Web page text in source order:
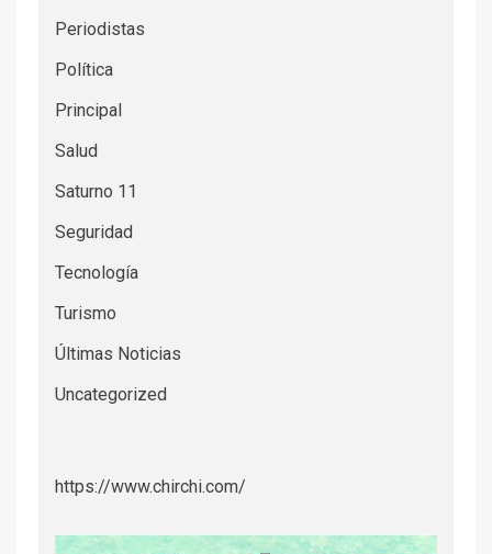
Periodistas
Política
Principal
Salud
Saturno 11
Seguridad
Tecnología
Turismo
Últimas Noticias
Uncategorized
https://www.chirchi.com/